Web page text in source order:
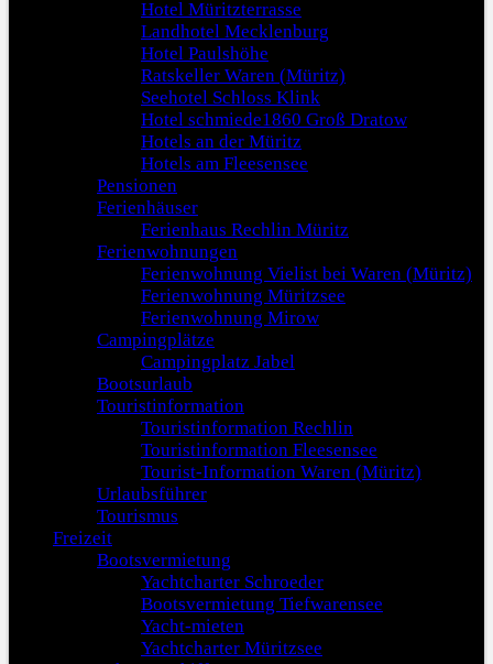
Hotel Müritzterrasse
Landhotel Mecklenburg
Hotel Paulshöhe
Ratskeller Waren (Müritz)
Seehotel Schloss Klink
Hotel schmiede1860 Groß Dratow
Hotels an der Müritz
Hotels am Fleesensee
Pensionen
Ferienhäuser
Ferienhaus Rechlin Müritz
Ferienwohnungen
Ferienwohnung Vielist bei Waren (Müritz)
Ferienwohnung Müritzsee
Ferienwohnung Mirow
Campingplätze
Campingplatz Jabel
Bootsurlaub
Touristinformation
Touristinformation Rechlin
Touristinformation Fleesensee
Tourist-Information Waren (Müritz)
Urlaubsführer
Tourismus
Freizeit
Bootsvermietung
Yachtcharter Schroeder
Bootsvermietung Tiefwarensee
Yacht-mieten
Yachtcharter Müritzsee